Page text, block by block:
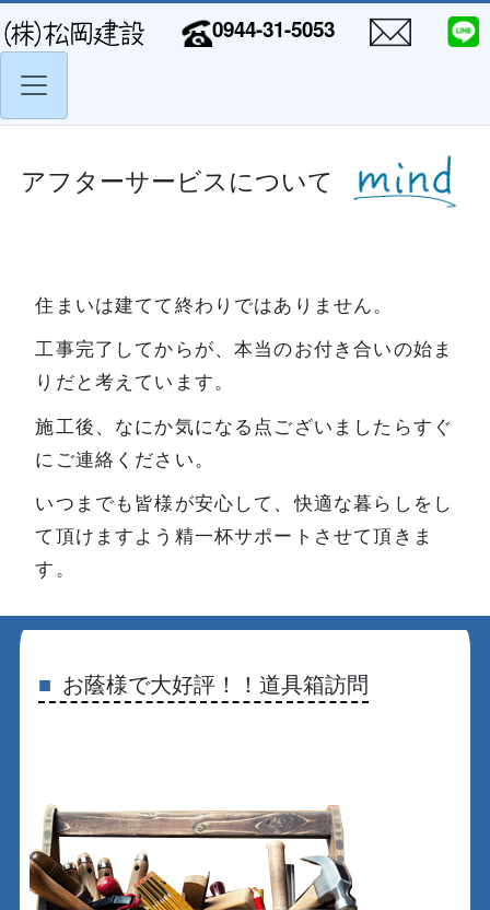
0944-31-5053
アフターサービスについて
住まいは建てて終わりではありません。
工事完了してからが、本当のお付き合いの始ま
りだと考えています。
施工後、なにか気になる点ございましたらすぐ
にご連絡ください。
いつまでも皆様が安心して、快適な暮らしをし
て頂けますよう精一杯サポートさせて頂きま
す。
お蔭様で大好評！！道具箱訪問